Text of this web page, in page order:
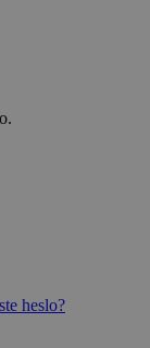
heslo?